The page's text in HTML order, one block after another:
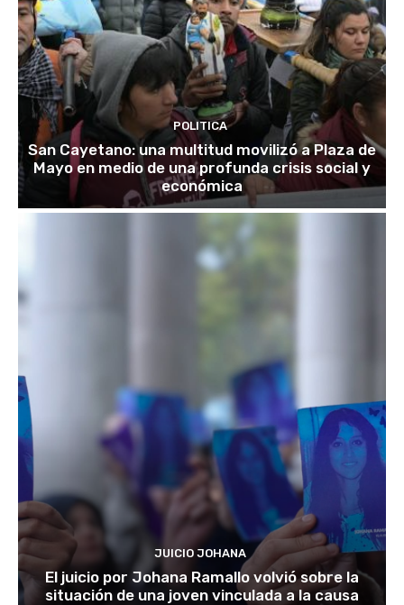
POLITICA
San Cayetano: una multitud movilizó a Plaza de
Mayo en medio de una profunda crisis social y
económica
JUICIO JOHANA
El juicio por Johana Ramallo volvió sobre la
situación de una joven vinculada a la causa